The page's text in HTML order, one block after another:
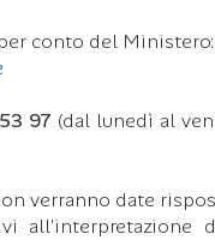
conto del Ministero:
97 (dal lunedì al
verranno date
all’interpretazione